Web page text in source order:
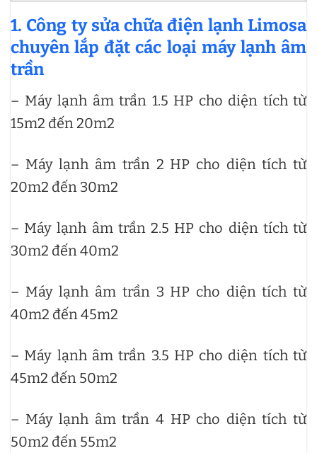
1. Công ty sửa chữa điện lạnh Limosa
chuyên lắp đặt các loại máy lạnh âm
trần
– Máy lạnh âm trần 1.5 HP cho diện tích từ
15m2 đến 20m2
– Máy lạnh âm trần 2 HP cho diện tích từ
20m2 đến 30m2
– Máy lạnh âm trần 2.5 HP cho diện tích từ
30m2 đến 40m2
– Máy lạnh âm trần 3 HP cho diện tích từ
40m2 đến 45m2
– Máy lạnh âm trần 3.5 HP cho diện tích từ
45m2 đến 50m2
– Máy lạnh âm trần 4 HP cho diện tích từ
50m2 đến 55m2